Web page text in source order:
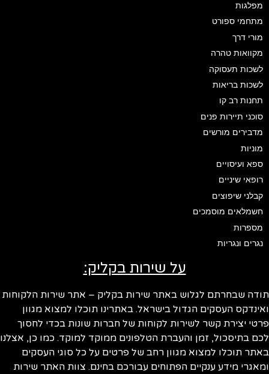
מפלגות
מתחמי ספורט
מורי דרך
מקוואות טהרה
לשכות תעסוקה
לשכות בריאות
תחנות רב קו
סוכני תיירות פנים
מדבירים מורשים
מוניות
ספא ועיסויים
רופאי שיניים
קבלני שיפוצים
חשמלאים מוסמכים
מספרות
נגרים ונגריות
על שירות בקליק:
שבחרתם לגלוש באתר שירות בקליק – אתר שירות הלקוחות
העסקים הגדול בישראל. באתרינו תוכלו למצוא מגוון
יצירת קשר לשירות לקוחות של חברות שונות בכדי לחסוך
בתיסכול, זמן והעברת הטלפונים ממוקד למוקד. כמו כן, אצלנו
תוכלו למצוא מגוון רחב של פרטים על כל סוגי העסקים
מידע ענקיים הפתוחים עבורכם בחינם. צוות האתר שירות